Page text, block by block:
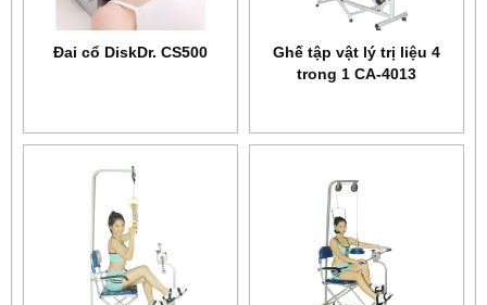
Đai cổ DiskDr. CS500
Ghế tập vật lý trị liệu 4
trong 1 CA-4013